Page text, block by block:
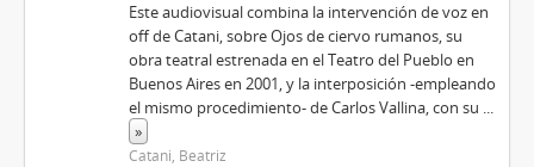
Este audiovisual combina la intervención de voz en
off de Catani, sobre Ojos de ciervo rumanos, su
obra teatral estrenada en el Teatro del Pueblo en
Buenos Aires en 2001, y la interposición -empleando
el mismo procedimiento- de Carlos Vallina, con su ...
»
Catani, Beatriz